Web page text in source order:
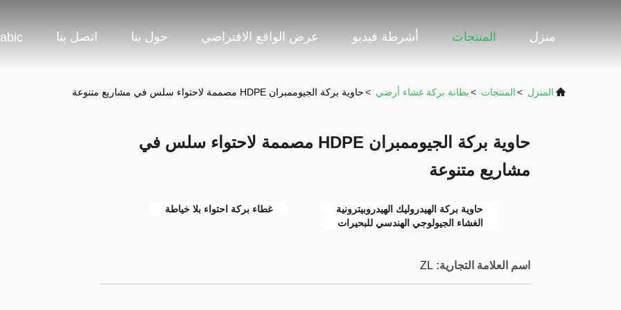
منزل المنتجات أشرطة فيديو عرض الواقع الافتراضي حول بنا اتصل بنا
المنزل >المنتجات >بطانة بركة غشاء أرضي >حاوية بركة الجيوممبران HDPE مصممة لاحتواء سلس في مشاريع متنوعة
حاوية بركة الجيوممبران HDPE مصممة لاحتواء سلس في
مشاريع متنوعة
حاوية بركة الهيدروليك الهيدروبيترونية
غطاء بركة احتواء بلا خياطة
الغشاء الجيولوجي الهندسي للبحيرات
اسم العلامة التجارية: ZL